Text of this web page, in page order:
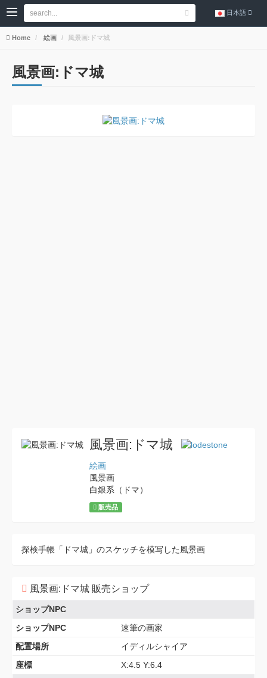
日本語
Home 絵画 風景画:ドマ城
風景画:ドマ城
風景画:ドマ城
絵画
風景画
白銀系（ドマ）
販売品
探検手帳「ドマ城」のスケッチを模写した風景画
風景画:ドマ城 販売ショップ
ショップNPC
ショップNPC
速筆の画家
配置場所
イディルシャイア
座標
X:4.5 Y:6.4